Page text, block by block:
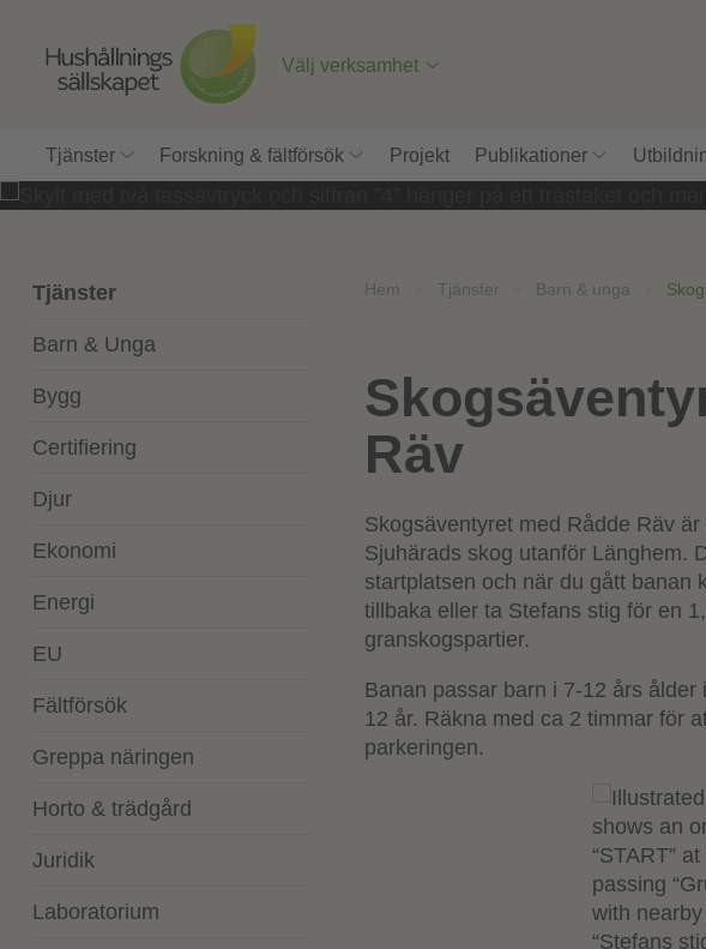
Välj verksamhet
Tjänster Forskning & fältförsök Projekt Publikationer
Tjänster
Barn & Unga
Bygg
Certifiering
Djur
Ekonomi
Energi
EU
Fältförsök
Greppa näringen
Horto & trädgård
Juridik
Laboratorium
Hem Tjänster Barn & unga
Räv
Skogsäventyret med Rådde Räv
Sjuhärads skog utanför Länghem.
startplatsen och när du gått banan
tillbaka eller ta Stefans stig för en
granskogspartier.
Banan passar barn i 7-12 års
12 år. Räkna med ca 2 timmar för
parkeringen.